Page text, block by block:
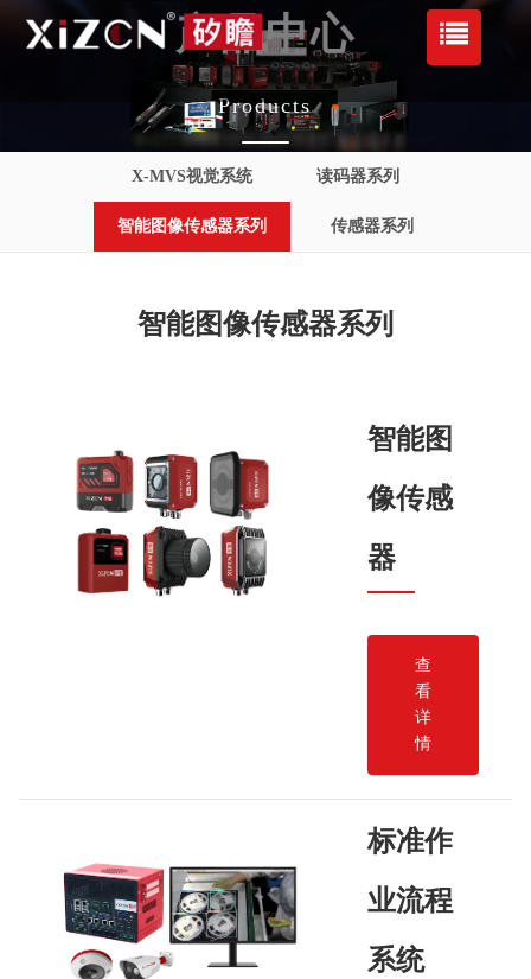
产品中心
Products
X-MVS视觉系统 读码器系列
智能图像传感器系列 传感器系列
智能图像传感器系列
智能图
像传感
器
查
看
详
情
标准作
业流程
系统